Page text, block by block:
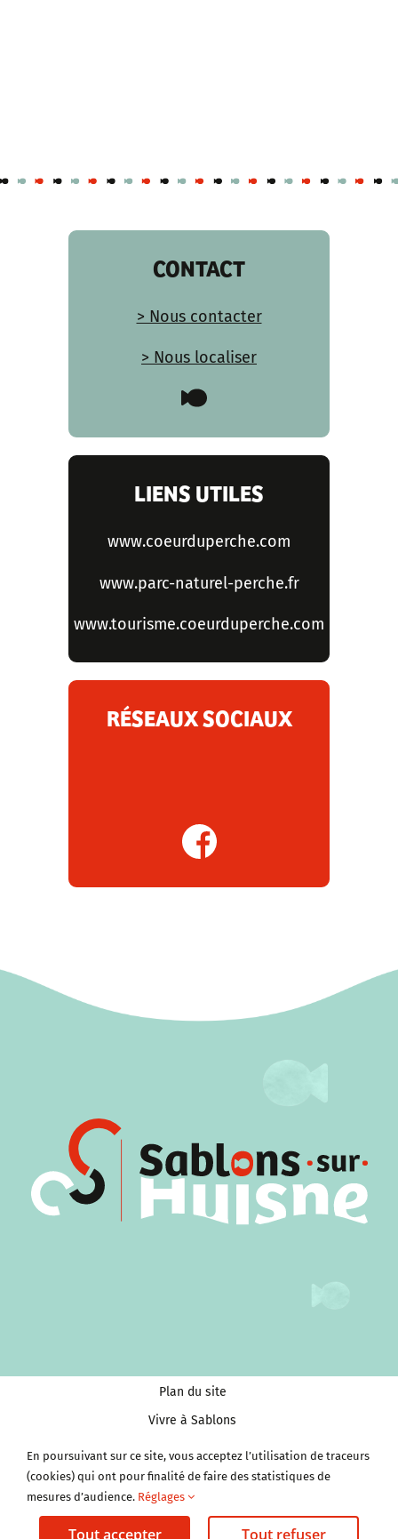
CONTACT
> Nous contacter
> Nous localiser
LIENS UTILES
www.coeurduperche.com
www.parc-naturel-perche.fr
www.tourisme.coeurduperche.com
RÉSEAUX SOCIAUX
Plan du site
Vivre à Sablons
Tourisme et Culture
Économie et services
Clubs et Associations
Mentions légales
En poursuivant sur ce site, vous acceptez l’utilisation de traceurs
(cookies) qui ont pour finalité de faire des statistiques de
mesures d’audience. Réglages
Tout accepter Tout refuser